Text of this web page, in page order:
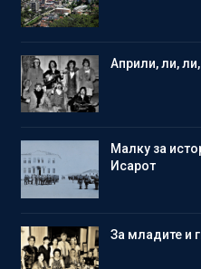
Aприли, ли,
Малку за
Исарот
Зa младите и